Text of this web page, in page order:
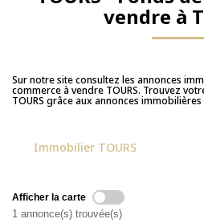
Notre
Nos
Nos
Plus de critères
vendre à
Sur notre site consultez les annonces
commerce à vendre TOURS. Trouvez
TOURS grâce aux annonces immobilières
Immobilier TOURS
Afficher la carte
1 annonce(s) trouvée(s)